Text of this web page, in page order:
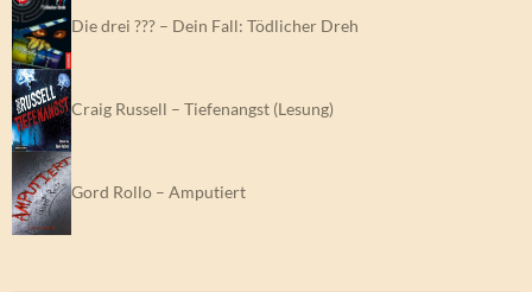
Die drei ??? – Dein Fall: Tödlicher Dreh
Craig Russell – Tiefenangst (Lesung)
Gord Rollo – Amputiert